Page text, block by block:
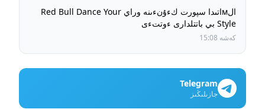
الмاتىدا سپورت كءۇنءىنە وراي Red Bull Dance Your
Style بي باتتلدارى ءوتتءى
كەشە 15:08
Telegram
جازىلىڭىز